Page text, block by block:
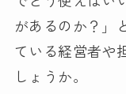
があるのか？」
ている経営者や
しょうか。